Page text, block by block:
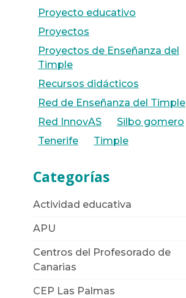
Proyecto educativo
Proyectos
Proyectos de Enseñanza del
Timple
Recursos didácticos
Red de Enseñanza del Timple
Red InnovAS
Silbo gomero
Tenerife
Timple
Categorías
Actividad educativa
APU
Centros del Profesorado de
Canarias
CEP Las Palmas